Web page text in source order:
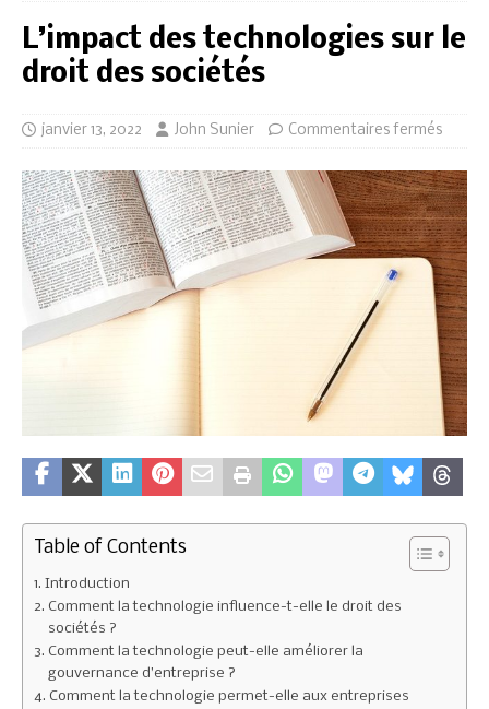
L’impact des technologies sur le
droit des sociétés
janvier 13, 2022 John Sunier Commentaires fermés
Table of Contents
Introduction
Comment la technologie influence-t-elle le droit des
sociétés ?
Comment la technologie peut-elle améliorer la
gouvernance d’entreprise ?
Comment la technologie permet-elle aux entreprises